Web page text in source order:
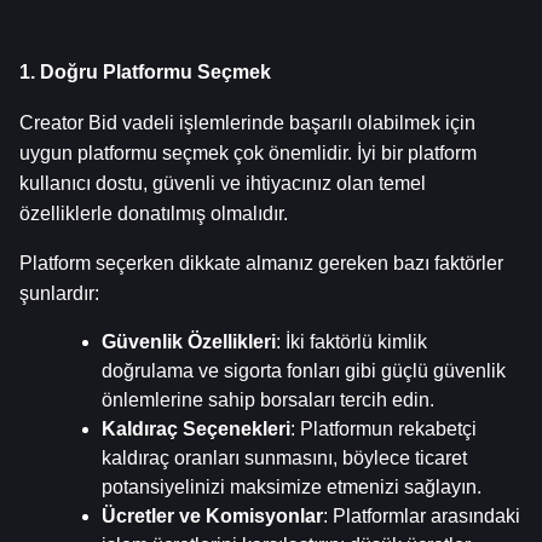
1. Doğru Platformu Seçmek
Creator Bid vadeli işlemlerinde başarılı olabilmek için
uygun platformu seçmek çok önemlidir. İyi bir platform
kullanıcı dostu, güvenli ve ihtiyacınız olan temel
özelliklerle donatılmış olmalıdır.
Platform seçerken dikkate almanız gereken bazı faktörler
şunlardır:
Güvenlik Özellikleri: İki faktörlü kimlik
doğrulama ve sigorta fonları gibi güçlü güvenlik
önlemlerine sahip borsaları tercih edin.
Kaldıraç Seçenekleri: Platformun rekabetçi
kaldıraç oranları sunmasını, böylece ticaret
potansiyelinizi maksimize etmenizi sağlayın.
Ücretler ve Komisyonlar: Platformlar arasındaki